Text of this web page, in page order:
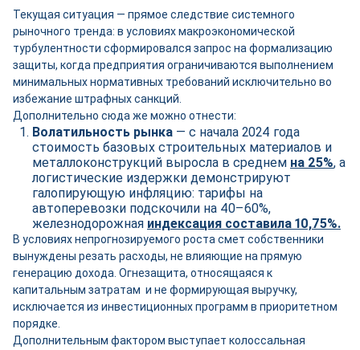
Текущая ситуация — прямое следствие системного
рыночного тренда: в условиях макроэкономической
турбулентности сформировался запрос на формализацию
защиты, когда предприятия ограничиваются выполнением
минимальных нормативных требований исключительно во
избежание штрафных санкций.
Дополнительно сюда же можно отнести:
Волатильность рынка — с начала 2024 года
стоимость базовых строительных материалов и
металлоконструкций выросла в среднем на 25%, а
логистические издержки демонстрируют
галопирующую инфляцию: тарифы на
автоперевозки подскочили на 40–60%,
железнодорожная индексация составила 10,75%.
В условиях непрогнозируемого роста смет собственники
вынуждены резать расходы, не влияющие на прямую
генерацию дохода. Огнезащита, относящаяся к
капитальным затратам и не формирующая выручку,
исключается из инвестиционных программ в приоритетном
порядке.
Дополнительным фактором выступает колоссальная